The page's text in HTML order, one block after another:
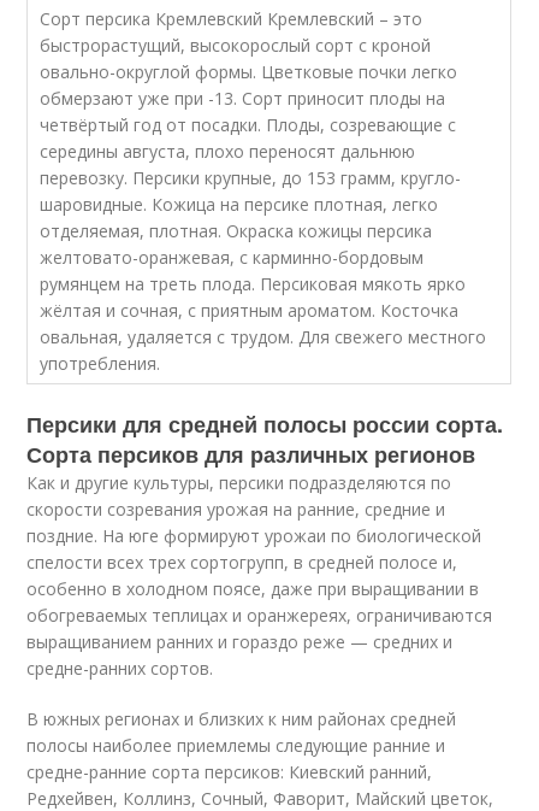
Сорт персика Кремлевский Кремлевский – это
быстрорастущий, высокорослый сорт с кроной
овально-округлой формы. Цветковые почки легко
обмерзают уже при -13. Сорт приносит плоды на
четвёртый год от посадки. Плоды, созревающие с
середины августа, плохо переносят дальнюю
перевозку. Персики крупные, до 153 грамм, кругло-
шаровидные. Кожица на персике плотная, легко
отделяемая, плотная. Окраска кожицы персика
желтовато-оранжевая, с карминно-бордовым
румянцем на треть плода. Персиковая мякоть ярко
жёлтая и сочная, с приятным ароматом. Косточка
овальная, удаляется с трудом. Для свежего местного
употребления.
Персики для средней полосы россии сорта.
Сорта персиков для различных регионов
Как и другие культуры, персики подразделяются по
скорости созревания урожая на ранние, средние и
поздние. На юге формируют урожаи по биологической
спелости всех трех сортогрупп, в средней полосе и,
особенно в холодном поясе, даже при выращивании в
обогреваемых теплицах и оранжереях, ограничиваются
выращиванием ранних и гораздо реже — средних и
средне-ранних сортов.
В южных регионах и близких к ним районах средней
полосы наиболее приемлемы следующие ранние и
средне-ранние сорта персиков: Киевский ранний,
Редхейвен, Коллинз, Сочный, Фаворит, Майский цветок,